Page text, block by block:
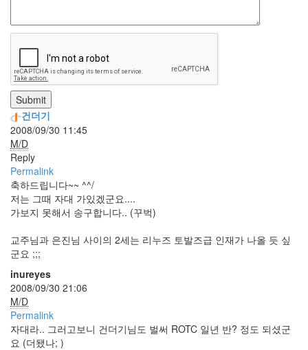
Submit
건더기
2008/09/30 11:45
M/D
Reply
Permalink
축하드립니다~~ ^^/
저는 그때 자대 가있겠군요....
가보지 못해서 송구합니다.. (꾸벅)
교주님과 은진님 사이의 2세는 리누즈 토발즈급 인재가 나올 듯 싶
군요 ;;;
inureyes
2008/09/30 21:06
M/D
Permalink
자대라.. 그러고보니 건더기님도 벌써 ROTC 일년 반? 정도 되셨군
요 (더됐나; )
커
구
실
아
이
패
드
연
구
혼
식
2009